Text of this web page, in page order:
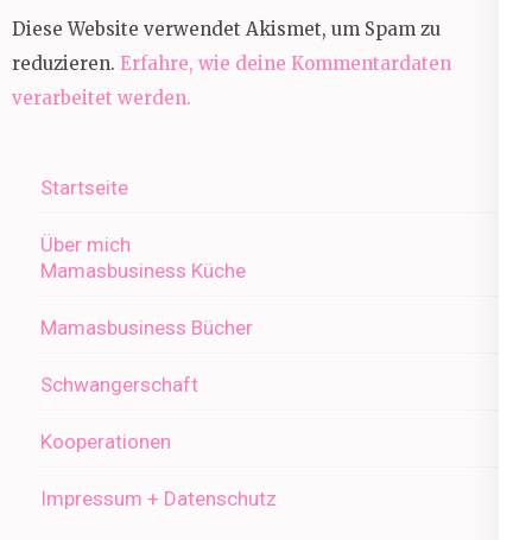
Diese Website verwendet Akismet, um Spam zu
reduzieren. Erfahre, wie deine Kommentardaten
verarbeitet werden.
Startseite
Über mich
Mamasbusiness Küche
Mamasbusiness Bücher
Schwangerschaft
Kooperationen
Impressum + Datenschutz